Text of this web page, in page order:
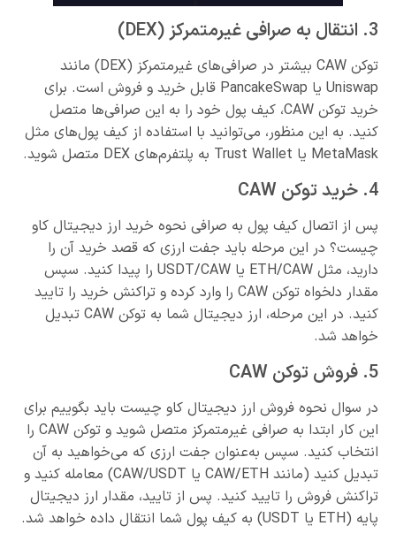
3. انتقال به صرافی غیرمتمرکز (DEX)
توکن CAW بیشتر در صرافی‌های غیرمتمرکز (DEX) مانند
Uniswap یا PancakeSwap قابل خرید و فروش است. برای
خرید توکن CAW، کیف پول خود را به این صرافی‌ها متصل
کنید. به این منظور، می‌توانید با استفاده از کیف پول‌های مثل
MetaMask یا Trust Wallet به پلتفرم‌های DEX متصل شوید.
4. خرید توکن CAW
پس از اتصال کیف پول به صرافی نحوه خرید ارز دیجیتال کاو
چیست؟ در این مرحله باید جفت ارزی که قصد خرید آن را
دارید، مثل ETH/CAW یا USDT/CAW را پیدا کنید. سپس
مقدار دلخواه توکن CAW را وارد کرده و تراکنش خرید را تایید
کنید. در این مرحله، ارز دیجیتال شما به توکن CAW تبدیل
خواهد شد.
5. فروش توکن CAW
در سوال نحوه فروش ارز دیجیتال کاو چیست باید بگوییم برای
این کار ابتدا به صرافی غیرمتمرکز متصل شوید و توکن CAW را
انتخاب کنید. سپس به‌عنوان جفت ارزی که می‌خواهید به آن
تبدیل کنید (مانند CAW/ETH یا CAW/USDT) معامله کنید و
تراکنش فروش را تایید کنید. پس از تایید، مقدار ارز دیجیتال
پایه (ETH یا USDT) به کیف پول شما انتقال داده خواهد شد.